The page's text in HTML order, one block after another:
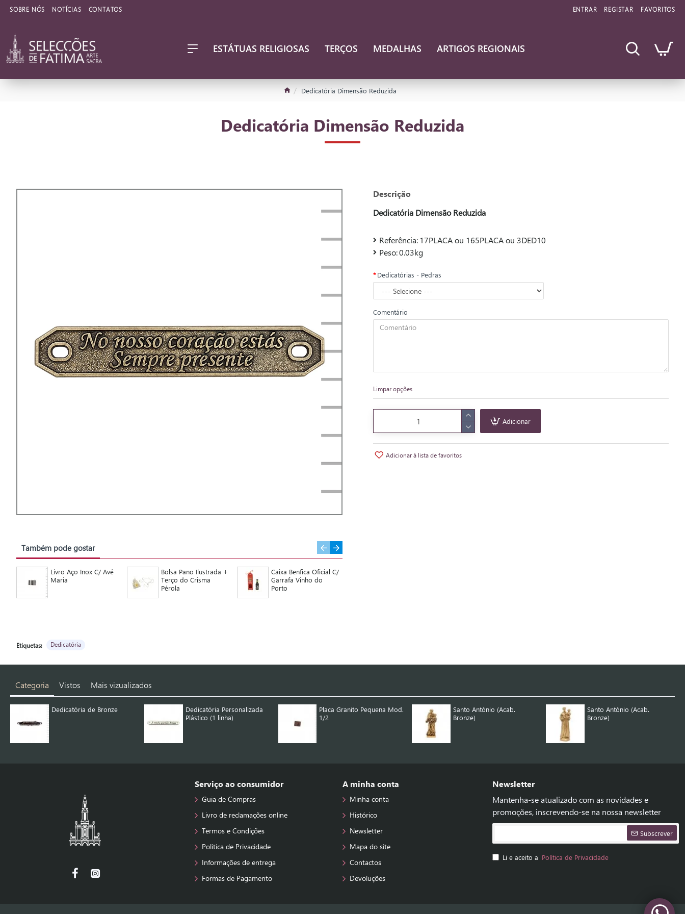
SOBRE NÓS NOTÍCIAS CONTATOS ENTRAR REGISTAR FAVORITOS
ESTÁTUAS RELIGIOSAS TERÇOS MEDALHAS ARTIGOS REGIONAIS
Dedicatória Dimensão Reduzida
Dedicatória Dimensão Reduzida
Também pode gostar
Livro Aço Inox C/ Avé
Maria
Bolsa Pano Ilustrada +
Terço do Crisma
Pérola
Caixa Benfica Oficial C/
Garrafa Vinho do
Porto
Descrição
Dedicatória Dimensão Reduzida
Referência:17PLACA ou 165PLACA ou 3DED10
Peso:0.03kg
Dedicatórias - Pedras
Comentário
Limpar opções
Adicionar
Adicionar à lista de favoritos
Etiquetas: Dedicatória
Categoria Vistos Mais vizualizados
Dedicatória de Bronze
Dedicatória Personalizada
Plástico (1 linha)
Placa Granito Pequena Mod.
1/2
Santo António (Acab.
Bronze)
Santo António (Acab.
Bronze)
Serviço ao consumidor
Guia de Compras
Livro de reclamações online
Termos e Condições
Política de Privacidade
Informações de entrega
Formas de Pagamento
A minha conta
Minha conta
Histórico
Newsletter
Mapa do site
Contactos
Devoluções
Newsletter
Mantenha-se atualizado com as novidades e
promoções, inscrevendo-se na nossa newsletter
Subscrever
Li e aceito a Política de Privacidade